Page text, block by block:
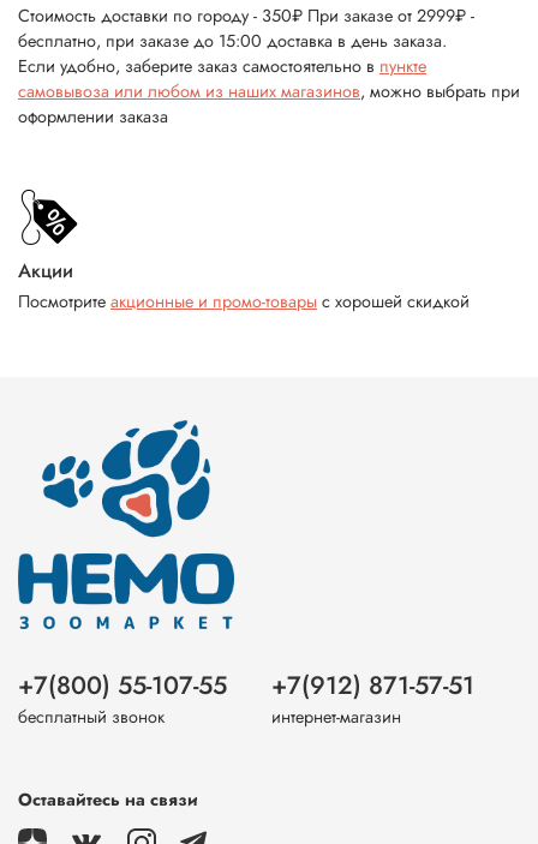
Стоимость доставки по городу - 350₽ При заказе от 2999₽ -
бесплатно, при заказе до 15:00 доставка в день заказа.
Если удобно, заберите заказ самостоятельно в пункте
самовывоза или любом из наших магазинов, можно выбрать при
оформлении заказа
Акции
Посмотрите акционные и промо-товары с хорошей скидкой
+7(800) 55-107-55
бесплатный звонок
+7(912) 871-57-51
интернет-магазин
Оставайтесь на связи